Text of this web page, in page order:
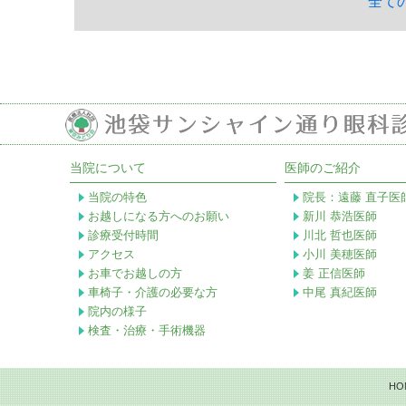
当院について
当院の特色
お越しになる方へのお願い
診療受付時間
アクセス
お車でお越しの方
車椅子・介護の必要な方
院内の様子
検査・治療・手術機器
医師のご紹介
院長：遠藤 直子医
新川 恭浩医師
川北 哲也医師
小川 美穂医師
姜 正信医師
中尾 真紀医師